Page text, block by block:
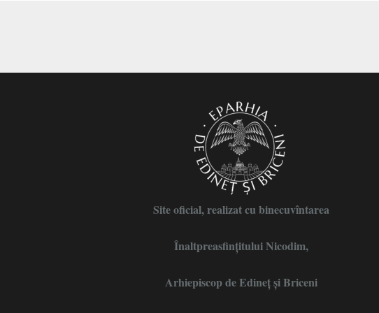
Site oficial, realizat cu binecuvîntarea
Înaltpreasfințitului Nicodim,
Arhiepiscop de Edineţ şi Briceni